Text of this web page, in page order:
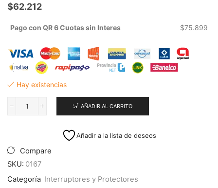
$62.212
Pago con QR 6 Cuotas sin Interes $75.899
Hay existencias
Protector
Atmosfericas
SPD
275V
2P
AÑADIR AL CARRITO
Añadir a la lista de deseos
Compare
SKU: 0167
Categoría Interruptores y Protectores